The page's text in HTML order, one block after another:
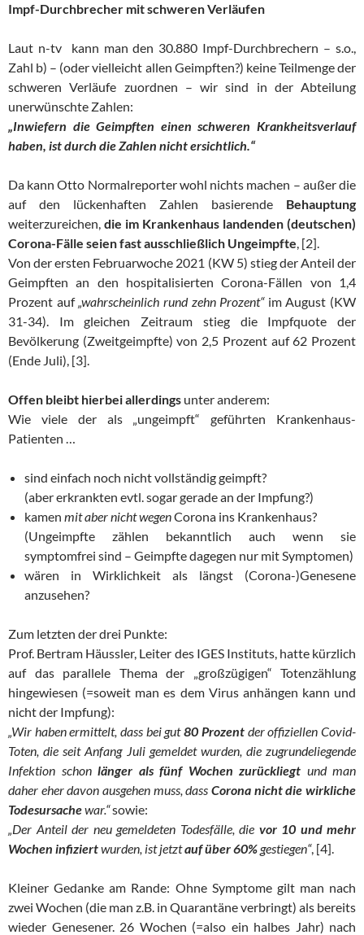
Impf-Durchbrecher mit schweren Verläufen
Laut n-tv kann man den 30.880 Impf-Durchbrechern – s.o.,
Zahl b) – (oder vielleicht allen Geimpften?) keine Teilmenge der
schweren Verläufe zuordnen – wir sind in der Abteilung
unerwünschte Zahlen:
„Inwiefern die Geimpften einen schweren Krankheitsverlauf
haben, ist durch die Zahlen nicht ersichtlich.“
Da kann Otto Normalreporter wohl nichts machen – außer die
auf den lückenhaften Zahlen basierende Behauptung
weiterzureichen, die im Krankenhaus landenden (deutschen)
Corona-Fälle seien fast ausschließlich Ungeimpfte, [2].
Von der ersten Februarwoche 2021 (KW 5) stieg der Anteil der
Geimpften an den hospitalisierten Corona-Fällen von 1,4
Prozent auf„wahrscheinlich rund zehn Prozent“im August (KW
31-34). Im gleichen Zeitraum stieg die Impfquote der
Bevölkerung (Zweitgeimpfte) von 2,5 Prozent auf 62 Prozent
(Ende Juli), [3].
Offen bleibt hierbei allerdings unter anderem:
Wie viele der als „ungeimpft“ geführten Krankenhaus-
Patienten …
sind einfach noch nicht vollständig geimpft?
(aber erkrankten evtl. sogar gerade an der Impfung?)
kamen mit aber nicht wegenCorona ins Krankenhaus?
(Ungeimpfte zählen bekanntlich auch wenn sie
symptomfrei sind – Geimpfte dagegen nur mit Symptomen)
wären in Wirklichkeit als längst (Corona-)Genesene
anzusehen?
Zum letzten der drei Punkte:
Prof. Bertram Häussler, Leiter des IGES Instituts, hatte kürzlich
auf das parallele Thema der „großzügigen“ Totenzählung
hingewiesen (=soweit man es dem Virus anhängen kann und
nicht der Impfung):
„Wir haben ermittelt, dass bei gut80 Prozentder offiziellen Covid-
Toten, die seit Anfang Juli gemeldet wurden, die zugrundeliegende
Infektion schon länger als fünf Wochen zurückliegt und man
daher eher davon ausgehen muss, dass Corona nicht die wirkliche
Todesursachewar.“sowie:
„Der Anteil der neu gemeldeten Todesfälle, die vor 10 und mehr
Wochen infiziertwurden, ist jetztauf über 60% gestiegen“, [4].
Kleiner Gedanke am Rande: Ohne Symptome gilt man nach
zwei Wochen (die man z.B. in Quarantäne verbringt) als bereits
wieder Genesener. 26 Wochen (=also ein halbes Jahr) nach